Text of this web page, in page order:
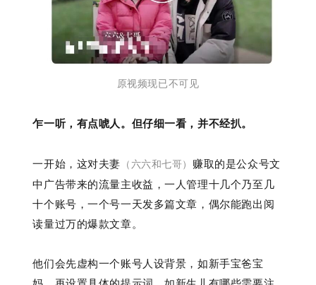
原视频现已不可见
乍一听，有点唬人。但仔细一看，并不经扒。
一开始，这对夫妻 （六六和七哥） 赚取的是公众号文
中广告带来的流量主收益，一人管理十几个乃至几
十个账号，一个号一天发多篇文章，偶尔能跑出阅
读量过万的爆款文章。
他们会先虚构一个账号人设背景，如新手宝爸宝